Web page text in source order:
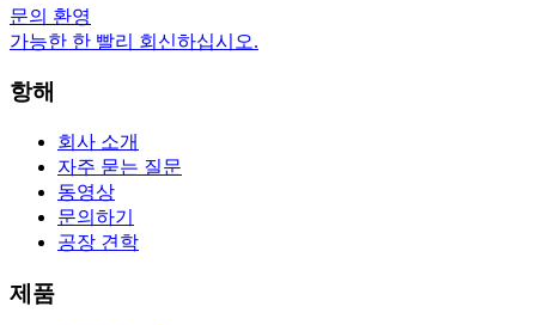
문의 환영
가능한 한 빨리 회신하십시오.
항해
회사 소개
자주 묻는 질문
동영상
문의하기
공장 견학
제품